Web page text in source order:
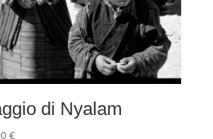
di Nyalam
€Fascia